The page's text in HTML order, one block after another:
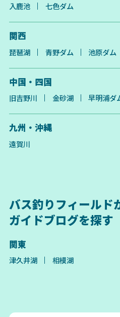
入鹿池 七色ダム
関西
琵琶湖 青野ダム 池原ダム
中国・四国
旧吉野川 金砂湖 早明浦ダ
九州・沖縄
遠賀川
バス釣りフィールド
ガイドブログを探す
関東
津久井湖 相模湖